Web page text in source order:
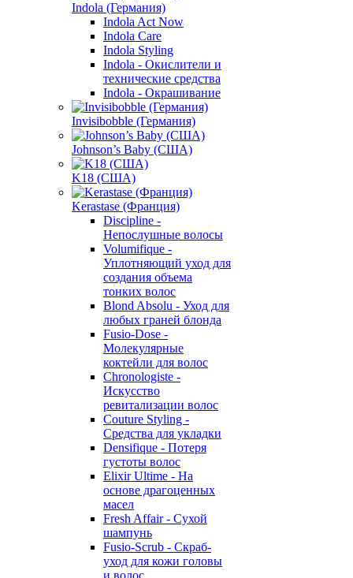
Indola (Германия)
Indola Act Now
Indola Care
Indola Styling
Indola - Окислители и
технические средства
Indola - Окрашивание
Invisibobble (Германия)
Johnson’s Baby (США)
K18 (США)
Kerastase (Франция)
Discipline -
Непослушные волосы
Volumifique -
Уплотняющий уход для
создания объема
тонких волос
Blond Absolu - Уход для
любых граней блонда
Fusio-Dose -
Молекулярные
коктейли для волос
Chronologiste -
Искусство
ревитализации волос
Couture Styling -
Средства для укладки
Densifique - Потеря
густоты волос
Elixir Ultime - На
основе драгоценных
масел
Fresh Affair - Сухой
шампунь
Fusio-Scrub - Скраб-
уход для кожи головы
и волос